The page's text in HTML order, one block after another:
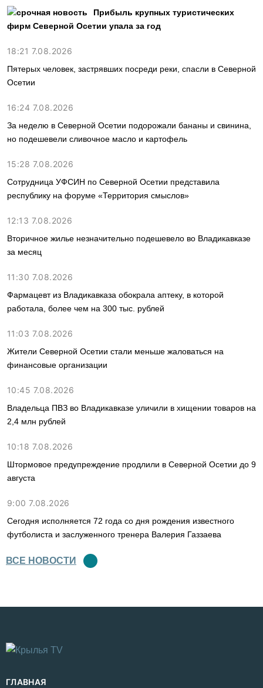
Прибыль крупных туристических
фирм Северной Осетии упала за год
18:21 7.08.2026
Пятерых человек, застрявших посреди реки, спасли в Северной
Осетии
16:24 7.08.2026
За неделю в Северной Осетии подорожали бананы и свинина,
но подешевели сливочное масло и картофель
15:28 7.08.2026
Сотрудница УФСИН по Северной Осетии представила
республику на форуме «Территория смыслов»
12:13 7.08.2026
Вторичное жилье незначительно подешевело во Владикавказе
за месяц
11:30 7.08.2026
Фармацевт из Владикавказа обокрала аптеку, в которой
работала, более чем на 300 тыс. рублей
11:03 7.08.2026
Жители Северной Осетии стали меньше жаловаться на
финансовые организации
10:45 7.08.2026
Владельца ПВЗ во Владикавказе уличили в хищении товаров на
2,4 млн рублей
10:18 7.08.2026
Штормовое предупреждение продлили в Северной Осетии до 9
августа
9:00 7.08.2026
Сегодня исполняется 72 года со дня рождения известного
футболиста и заслуженного тренера Валерия Газзаева
ВСЕ НОВОСТИ
ГЛАВНАЯ